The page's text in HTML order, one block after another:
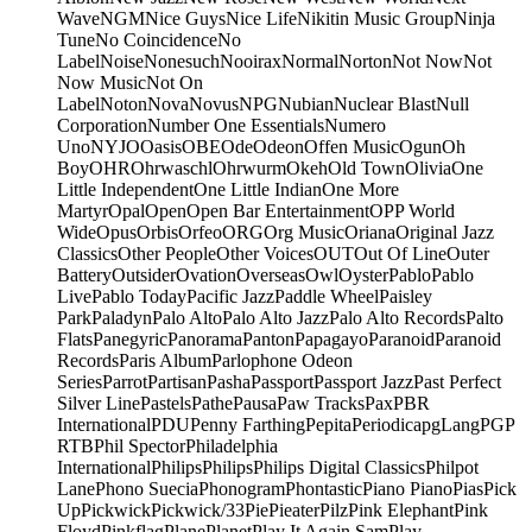
WaveNGMNice GuysNice LifeNikitin Music GroupNinja
TuneNo CoincidenceNo
LabelNoiseNonesuchNooiraxNormalNortonNot NowNot
Now MusicNot On
LabelNotonNovaNovusNPGNubianNuclear BlastNull
CorporationNumber One EssentialsNumero
UnoNYJOOasisOBEOdeOdeonOffen MusicOgunOh
BoyOHROhrwaschlOhrwurmOkehOld TownOliviaOne
Little IndependentOne Little IndianOne More
MartyrOpalOpenOpen Bar EntertainmentOPP World
WideOpusOrbisOrfeoORGOrg MusicOrianaOriginal Jazz
ClassicsOther PeopleOther VoicesOUTOut Of LineOuter
BatteryOutsiderOvationOverseasOwlOysterPabloPablo
LivePablo TodayPacific JazzPaddle WheelPaisley
ParkPaladynPalo AltoPalo Alto JazzPalo Alto RecordsPalto
FlatsPanegyricPanoramaPantonPapagayoParanoidParanoid
RecordsParis AlbumParlophone Odeon
SeriesParrotPartisanPashaPassportPassport JazzPast Perfect
Silver LinePastelsPathePausaPaw TracksPaxPBR
InternationalPDUPenny FarthingPepitaPeriodicapgLangPGP
RTBPhil SpectorPhiladelphia
InternationalPhilipsPhilipsPhilips Digital ClassicsPhilpot
LanePhono SueciaPhonogramPhontasticPiano PianoPiasPick
UpPickwickPickwick/33PiePieaterPilzPink ElephantPink